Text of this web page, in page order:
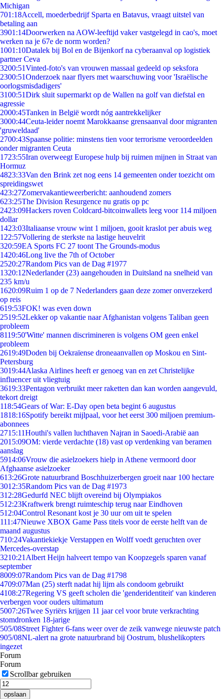
Michigan
701:18Accell, moederbedrijf Sparta en Batavus, vraagt uitstel van
betaling aan
3901:14Doorwerken na AOW-leeftijd vaker vastgelegd in cao's, moet
werken na je 67e de norm worden?
1001:10Datalek bij Bol en de Bijenkorf na cyberaanval op logistiek
partner Ceva
3200:51Vinted-foto's van vrouwen massaal gedeeld op seksfora
2300:51Onderzoek naar flyers met waarschuwing voor 'Israëlische
oorlogsmisdadigers'
3100:51Dirk sluit supermarkt op de Wallen na golf van diefstal en
agressie
2000:45Tanken in België wordt nóg aantrekkelijker
3000:44Ceuta-leider noemt Marokkaanse grensaanval door migranten
'gruweldaad'
2700:43Spaanse politie: minstens tien voor terrorisme veroordeelden
onder migranten Ceuta
1723:55Iran overweegt Europese hulp bij ruimen mijnen in Straat van
Hormuz
4823:33Van den Brink zet nog eens 14 gemeenten onder toezicht om
spreidingswet
423:27Zomervakantieweerbericht: aanhoudend zomers
623:25The Division Resurgence nu gratis op pc
2423:09Hackers roven Coldcard-bitcoinwallets leeg voor 114 miljoen
dollar
1423:03Italiaanse vrouw wint 1 miljoen, gooit kraslot per abuis weg
1 22:57Vollering de sterkste na lastige heuvelrit
320:59EA Sports FC 27 toont The Grounds-modus
1420:46Long live the 7th of October
2520:27Random Pics van de Dag #1977
1320:12Nederlander (23) aangehouden in Duitsland na snelheid van
235 km/u
1620:09Ruim 1 op de 7 Nederlanders gaan deze zomer onverzekerd
op reis
619:53FOK! was even down
2519:52Lekker op vakantie naar Afghanistan volgens Taliban geen
probleem
8119:50'Witte' mannen discrimineren is volgens OM geen enkel
probleem
2619:49Doden bij Oekraïense droneaanvallen op Moskou en Sint-
Petersburg
3019:44Alaska Airlines heeft er genoeg van en zet Christelijke
influencer uit vliegtuig
3619:33Pentagon verbruikt meer raketten dan kan worden aangevuld,
tekort dreigt
118:54Gears of War: E-Day open beta begint 6 augustus
1818:16Spotify bereikt mijlpaal, voor het eerst 300 miljoen premium-
abonnees
2715:11Houthi's vallen luchthaven Najran in Saoedi-Arabië aan
2015:09OM: vierde verdachte (18) vast op verdenking van beramen
aanslag
5914:06Vrouw die asielzoekers hielp in Athene vermoord door
Afghaanse asielzoeker
613:26Grote natuurbrand Boschhuizerbergen groeit naar 100 hectare
3012:35Random Pics van de Dag #1973
312:28Gedurfd NEC blijft overeind bij Olympiakos
512:23Kraftwerk brengt ruimteschip terug naar Eindhoven
512:04Control Resonant kost je 30 uur om uit te spelen
111:47Nieuwe XBOX Game Pass titels voor de eerste helft van de
maand augustus
710:24Vakantiekiekje Verstappen en Wolff voedt geruchten over
Mercedes-overstap
3210:21 Albert Heijn halveert tempo van Koopzegels sparen vanaf
september
8009:07Random Pics van de Dag #1798
4709:07Man (25) sterft nadat hij lijm als condoom gebruikt
4108:27Regering VS geeft scholen die 'genderidentiteit' van kinderen
verbergen voor ouders ultimatum
5007:26Twee Syriërs krijgen 11 jaar cel voor brute verkrachting
stomdronken 18-jarige
505/08Street Fighter 6-fans weer over de zeik vanwege nieuwste patch
905/08NL-alert na grote natuurbrand bij Oostrum, blushelikopters
ingezet
Forum
Forum
Scrollbar gebruiken
opslaan